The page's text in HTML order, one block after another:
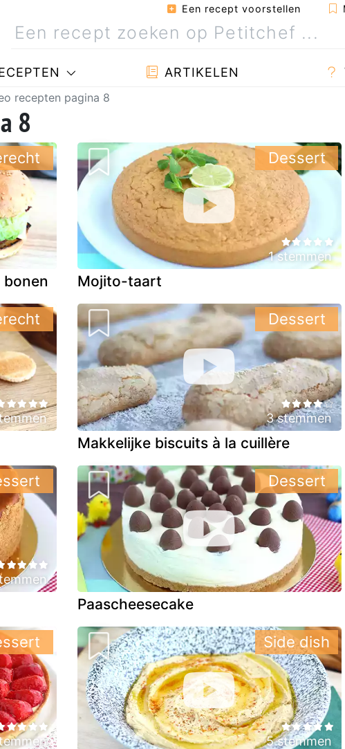
Een recept voorstellen
ARTIKELEN
recepten pagina 8
8
1 stemmen
Mojito-taart
Dessert
3 stemmen
Makkelijke biscuits à la cuillère
Dessert
Paascheesecake
Dessert
5 stemmen
Side dish